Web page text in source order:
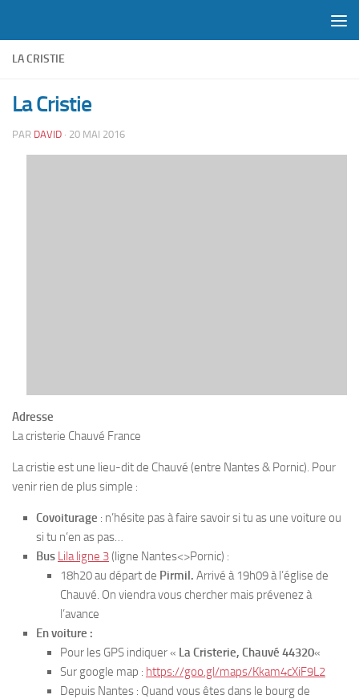
LA CRISTIE
La Cristie
PAR DAVID · 20 MAI 2016
Adresse
La cristerie Chauvé France
La cristie est une lieu-dit de Chauvé (entre Nantes & Pornic). Pour
venir rien de plus simple :
Covoiturage : n’hésite pas à faire savoir si tu as une voiture ou
si tu n’en as pas…
Bus Lila ligne 3(ligne Nantes<>Pornic) :
18h20 au départ de Pirmil. Arrivé à 19h09 à l’église de
Chauvé. On viendra vous chercher mais prévenez à
l’avance
En voiture :
Pour les GPS indiquer « La Cristerie, Chauvé 44320«
Sur google map : https://goo.gl/maps/Kkam4cXiF9L2
Depuis Nantes : Quand vous êtes dans le bourg de